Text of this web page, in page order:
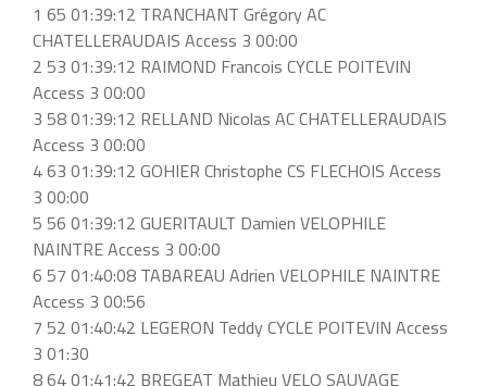
1 65 01:39:12 TRANCHANT Grégory AC
CHATELLERAUDAIS Access 3 00:00
2 53 01:39:12 RAIMOND Francois CYCLE POITEVIN
Access 3 00:00
3 58 01:39:12 RELLAND Nicolas AC CHATELLERAUDAIS
Access 3 00:00
4 63 01:39:12 GOHIER Christophe CS FLECHOIS Access
3 00:00
5 56 01:39:12 GUERITAULT Damien VELOPHILE
NAINTRE Access 3 00:00
6 57 01:40:08 TABAREAU Adrien VELOPHILE NAINTRE
Access 3 00:56
7 52 01:40:42 LEGERON Teddy CYCLE POITEVIN Access
3 01:30
8 64 01:41:42 BREGEAT Mathieu VELO SAUVAGE